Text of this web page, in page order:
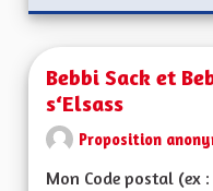
Bebbi Sack et
s‘Elsass
Proposition
Mon Code postal (ex